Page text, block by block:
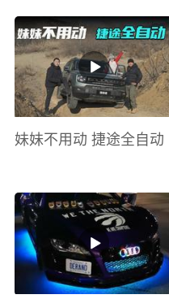
妹妹不用动 捷途全自动